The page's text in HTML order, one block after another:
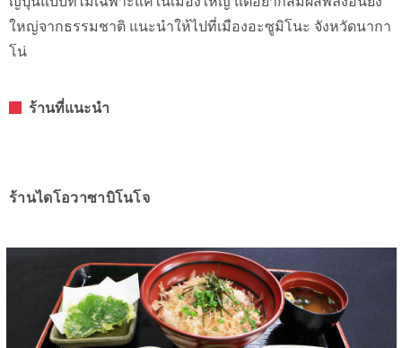
ใหญ่จากธรรมชาติ แนะนำให้ไปที่เมืองอะซูมิโนะ จังหวัดนากา
โน่
ร้านที่แนะนำ
ร้านไดโอวาซาบิโนโจ